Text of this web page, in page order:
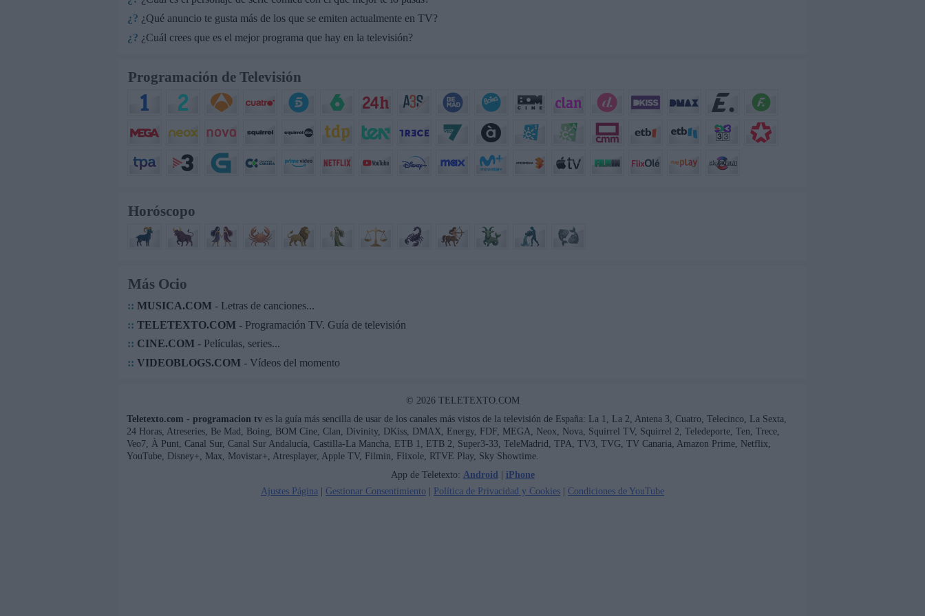
¿? ¿Qué anuncio te gusta más de los que se emiten actualmente en TV?
¿? ¿Cuál crees que es el mejor programa que hay en la televisión?
Programación de Televisión
Horóscopo
Más Ocio
:: MUSICA.COM- Letras de canciones...
:: TELETEXTO.COM- Programación TV. Guía de televisión
:: CINE.COM- Películas, series...
:: VIDEOBLOGS.COM- Vídeos del momento
© 2026 TELETEXTO.COM
Teletexto.com - programacion tv es la guía más sencilla de usar de los canales más vistos de la televisión de España: La 1, La 2, Antena 3, Cuatro, Telecinco, La Sexta,
24 Horas, Atreseries, Be Mad, Boing, BOM Cine, Clan, Divinity, DKiss, DMAX, Energy, FDF, MEGA, Neox, Nova, Squirrel TV, Squirrel 2, Teledeporte, Ten, Trece,
Veo7, À Punt, Canal Sur, Canal Sur Andalucía, Castilla-La Mancha, ETB 1, ETB 2, Super3-33, TeleMadrid, TPA, TV3, TVG, TV Canaria, Amazon Prime, Netflix,
YouTube, Disney+, Max, Movistar+, Atresplayer, Apple TV, Filmin, Flixole, RTVE Play, Sky Showtime.
App de Teletexto: Android | iPhone
Ajustes Página | Gestionar Consentimiento | Política de Privacidad y Cookies | Condiciones de YouTube